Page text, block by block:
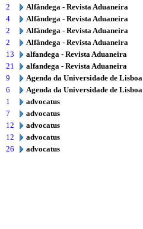
2
Alfândega - Revista Aduaneira
4
Alfândega - Revista Aduaneira
2
Alfândega - Revista Aduaneira
2
Alfândega - Revista Aduaneira
13
alfandega - Revista Aduaneira
21
alfandega - Revista Aduaneira
9
Agenda da Universidade de Lisboa
6
Agenda da Universidade de Lisboa
1
advocatus
7
advocatus
12
advocatus
12
advocatus
26
advocatus